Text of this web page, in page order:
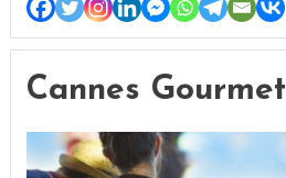
Cannes Gourmet